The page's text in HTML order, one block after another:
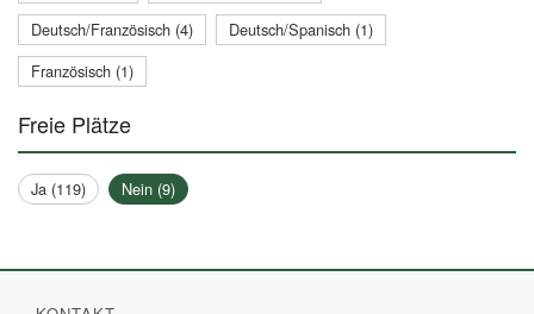
Deutsch/Französisch (4)
Deutsch/Spanisch (1)
Französisch (1)
Freie Plätze
Ja (119) Nein (9)